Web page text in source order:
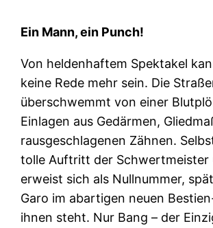
Ein Mann, ein Punch!
Von heldenhaftem Spektakel
keine Rede mehr sein. Die
überschwemmt von einer
Einlagen aus Gedärmen,
rausgeschlagenen Zähnen.
tolle Auftritt der Schwertmeister
erweist sich als Nullnummer,
Garo im abartigen neuen
ihnen steht. Nur Bang – der